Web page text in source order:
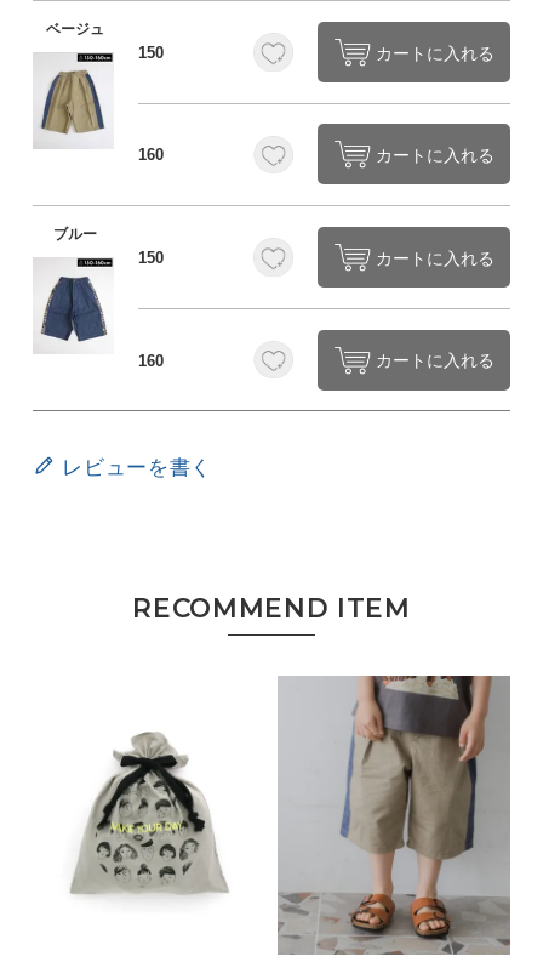
ベージュ
150
カートに入れる
160 カートに入れる
ブルー
150
カートに入れる
160 カートに入れる
レビューを書く